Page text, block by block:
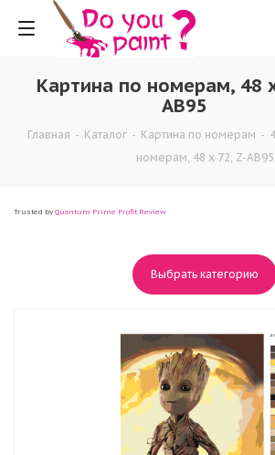
Картина по номерам, 48
AB95
Главная - Каталог - Картина по номерам -
номерам, 48 x 72, Z-AB95
Trusted by Quantum Prime Profit Review
Выбрать категорию